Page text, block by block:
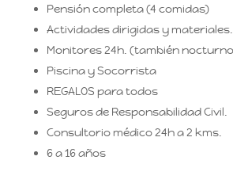
Pensión completa (4 comidas)
Actividades dirigidas y materiales.
Monitores 24h. (también
Piscina y Socorrista
REGALOS para todos
Seguros de Responsabilidad Civil.
Consultorio médico 24h a 2 kms.
6 a 16 años